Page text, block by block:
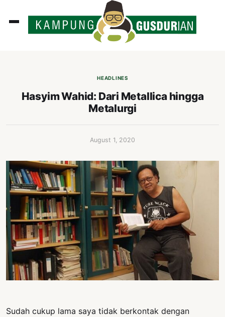
HEADLINES
Hasyim Wahid: Dari Metallica hingga
Metalurgi
August 1, 2020
Sudah cukup lama saya tidak berkontak dengan